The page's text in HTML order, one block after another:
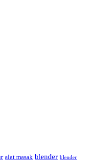
alat masak blender blender